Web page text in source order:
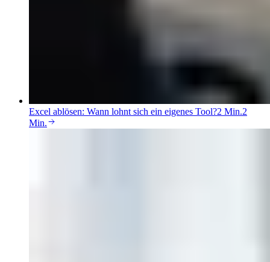
Excel ablösen: Wann lohnt sich ein eigenes Tool?2 Min.2
Min.